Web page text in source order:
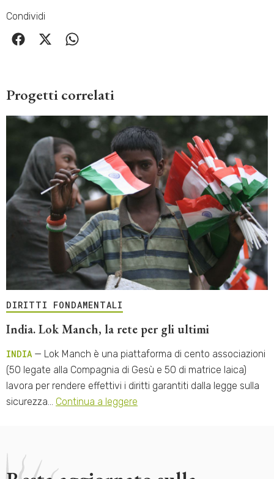
Condividi
Progetti correlati
DIRITTI FONDAMENTALI
India. Lok Manch, la rete per gli ultimi
INDIA — Lok Manch è una piattaforma di cento associazioni
(50 legate alla Compagnia di Gesù e 50 di matrice laica)
lavora per rendere effettivi i diritti garantiti dalla legge sulla
sicurezza… Continua a leggere